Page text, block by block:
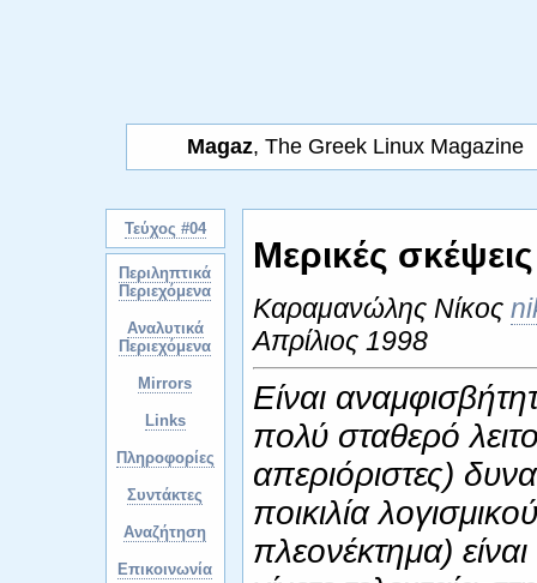
Magaz, The Greek Linux Magazine
Τεύχος #04
Περιληπτικά
Περιεχόμενα
Αναλυτικά
Περιεχόμενα
Mirrors
Links
Πληροφορίες
Συντάκτες
Αναζήτηση
Επικοινωνία
Μερικές
Καραμανώλης Νίκος
Απρίλιος 1998
Είναι
πολύ σταθερό
απεριόριστες)
ποικιλία
πλεονέκτημα)